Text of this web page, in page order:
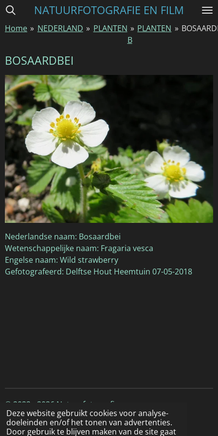
Deze website gebruikt cookies voor analyse-
doeleinden en/of het tonen van advertenties.
Door gebruik te blijven maken van de site gaat
Ga
naar
hoofdinhoud
NATUURFOTOGRAFIE EN FILM
Home » NEDERLAND » PLANTEN » PLANTEN
B
»
BOSAARDBEI
Nederlandse naam: Bosaardbei
Wetenschappelijke naam: Fragaria vesca
Engelse naam: Wild strawberry
Gefotografeerd: Delftse Hout Heemtuin 07-05-2018
© 2022 - 2026 Natuurfotografie